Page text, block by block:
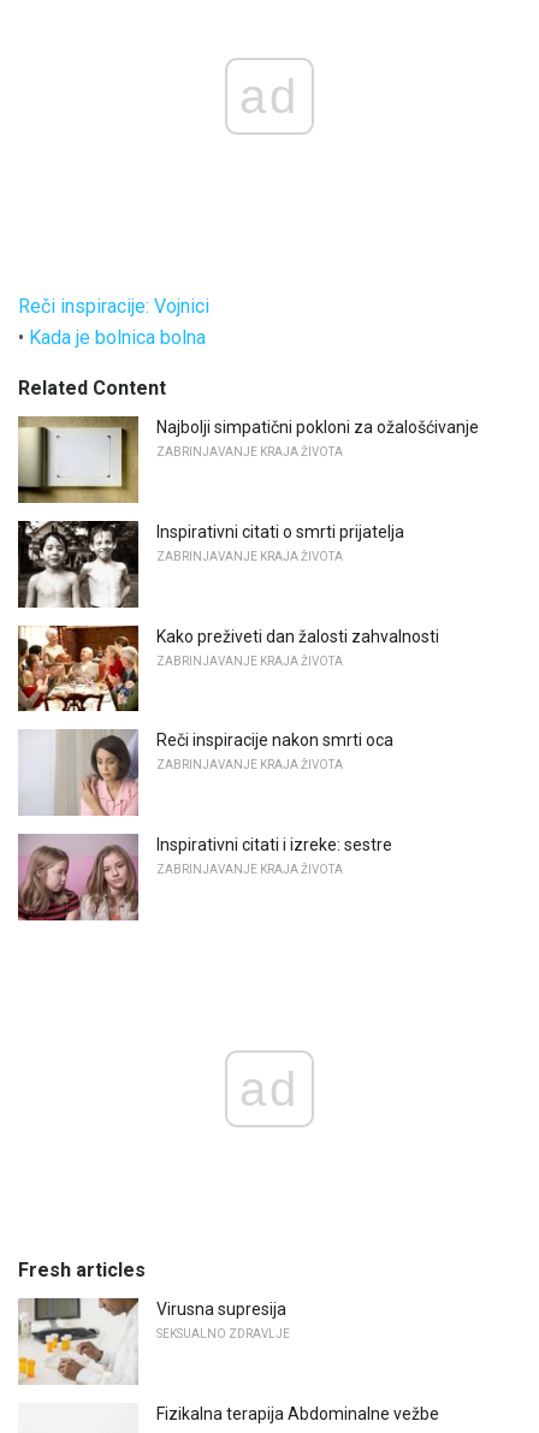
ad
Reči inspiracije: Vojnici
• Kada je bolnica bolna
Related Content
Najbolji simpatični pokloni za ožalošćivanje
ZABRINJAVANJE KRAJA ŽIVOTA
Inspirativni citati o smrti prijatelja
ZABRINJAVANJE KRAJA ŽIVOTA
Kako preživeti dan žalosti zahvalnosti
ZABRINJAVANJE KRAJA ŽIVOTA
Reči inspiracije nakon smrti oca
ZABRINJAVANJE KRAJA ŽIVOTA
Inspirativni citati i izreke: sestre
ZABRINJAVANJE KRAJA ŽIVOTA
ad
Fresh articles
Virusna supresija
SEKSUALNO ZDRAVLJE
Fizikalna terapija Abdominalne vežbe